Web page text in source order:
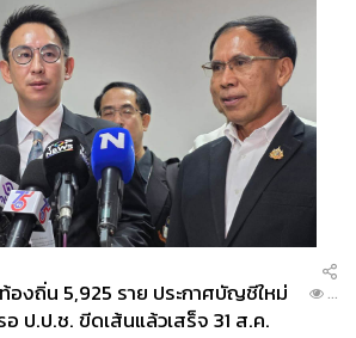
งถิ่น 5,925 ราย ประกาศบัญชีใหม่
ป.ป.ช. ขีดเส้นแล้วเสร็จ 31 ส.ค.
...